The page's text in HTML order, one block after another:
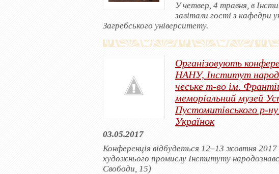
У четвер, 4 травня, в
завітали гості з кафедри
Загребського університету.
Організовують
НАНУ, Інститут
чеське т-во ім.
меморіальний музей
Пустомитівського р-
Українок
03.05.2017
Конференція відбудеться 12–13 жовтня 2017
художнього промислу Інституту
Свободи, 15)